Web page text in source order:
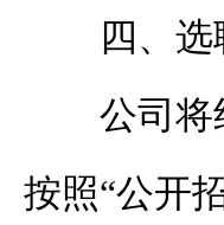
四、
公司将
按照“公开